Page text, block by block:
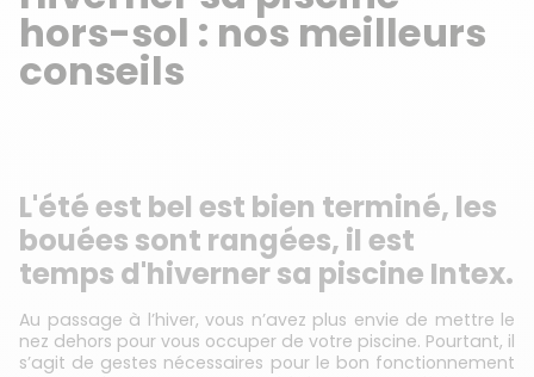
hors-sol : nos meilleurs
conseils
L'été est bel est bien terminé, les
bouées sont rangées, il est
temps d'hiverner sa piscine Intex.
Au passage à l’hiver, vous n’avez plus envie de mettre le
nez dehors pour vous occuper de votre piscine. Pourtant, il
s’agit de gestes nécessaires pour le bon fonctionnement